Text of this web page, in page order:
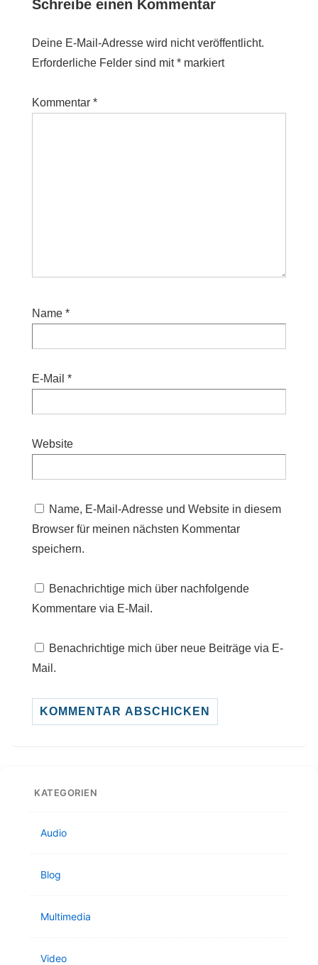
Schreibe einen Kommentar
Deine E-Mail-Adresse wird nicht veröffentlicht.
Erforderliche Felder sind mit* markiert
Kommentar *
Name *
E-Mail *
Website
Name, E-Mail-Adresse und Website in diesem
Browser für meinen nächsten Kommentar
speichern.
Benachrichtige mich über nachfolgende
Kommentare via E-Mail.
Benachrichtige mich über neue Beiträge via E-
Mail.
KATEGORIEN
Audio
Blog
Multimedia
Video